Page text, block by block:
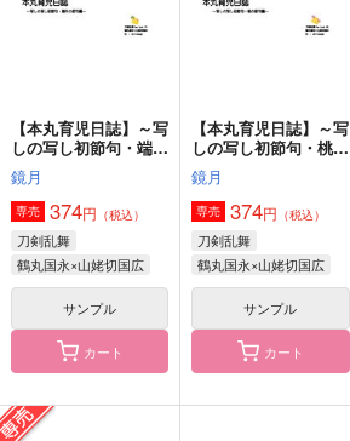
さくさく
【本丸育児日誌】～写
しの写し初節句・端午
の節句編～
鏡月
専売 374円 （税込）
刀剣乱舞
鶴丸国永×山姥切国広
サンプル
カート
【本丸育児日誌】～写
しの写し初節句・桃の
節句編～
鏡月
専売 374円 （税込）
刀剣乱舞
鶴丸国永×山姥切国広
サンプル
カート